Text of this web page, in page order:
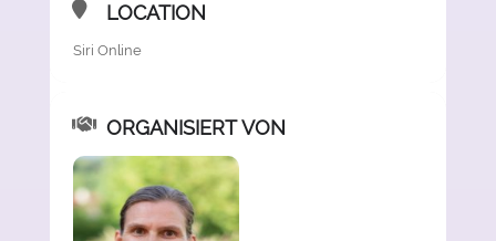
LOCATION
Siri Online
ORGANISIERT VON